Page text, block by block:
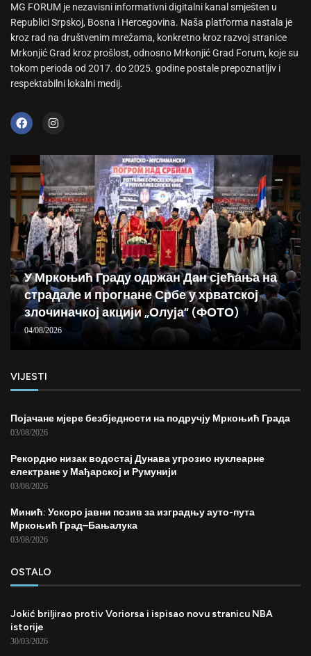
MG FORUM je nezavisni informativni digitalni kanal smješten u
Republici Srpskoj, Bosna i Hercegovina. Naša platforma nastala je
kroz rad na društvenim mrežama, konkretno kroz razvoj stranice
Mrkonjić Grad kroz prošlost, odnosno Mrkonjić Grad Forum, koje su
tokom perioda od 2017. do 2025. godine postale prepoznatljiv i
respektabilni lokalni medij.
У Мркоњић Граду одржан Дан сјећања на
страдале и прогнане Србе у хрватској
злочиначкој акцији „Олуја“ (ФОТО)
04/08/2026
VIJESTI
Појачане мјере безбједности на подручју Мркоњић Града
03/08/2026
Рекордно низак водостај Дунава угрозио нуклеарне
електране у Мађарској и Румунији
03/08/2026
Минић: Ускоро јавни позив за изградњу ауто-пута
Мркоњић Град–Бањалука
03/08/2026
OSTALO
Jokić briljirao protiv Voriorsa i ispisao novu stranicu NBA
istorije
30/03/2026